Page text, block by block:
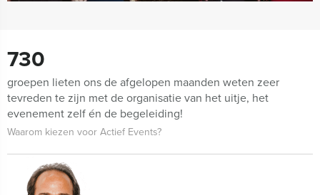
730
groepen lieten ons de afgelopen maanden weten zeer
tevreden te zijn met de organisatie van het uitje, het
evenement zelf én de begeleiding!
Waarom kiezen voor Actief Events?